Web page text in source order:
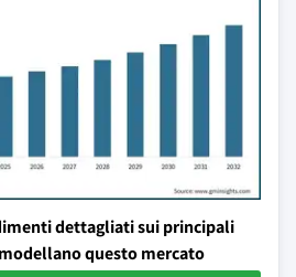
dettagliati sui principali
questo mercato